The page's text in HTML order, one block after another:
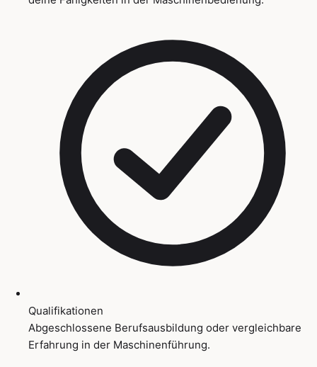
Qualifikationen
Abgeschlossene Berufsausbildung oder vergleichbare
Erfahrung in der Maschinenführung.